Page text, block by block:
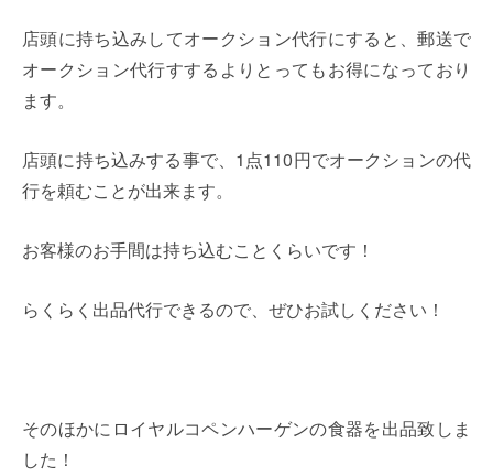
店頭に持ち込みしてオークション代行にすると、郵送で
オークション代行すするよりとってもお得になっており
ます。
店頭に持ち込みする事で、1点110円でオークションの代
行を頼むことが出来ます。
お客様のお手間は持ち込むことくらいです！
らくらく出品代行できるので、ぜひお試しください！
そのほかにロイヤルコペンハーゲンの食器を出品致しま
した！